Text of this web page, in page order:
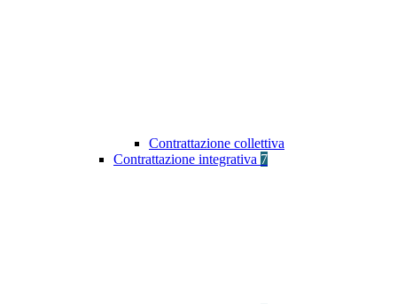
Contrattazione collettiva
Contrattazione integrativa 7